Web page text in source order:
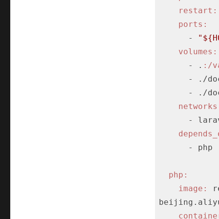
restart:
ports:
      -
volumes:
      - .
:/
-
-
php:
image: